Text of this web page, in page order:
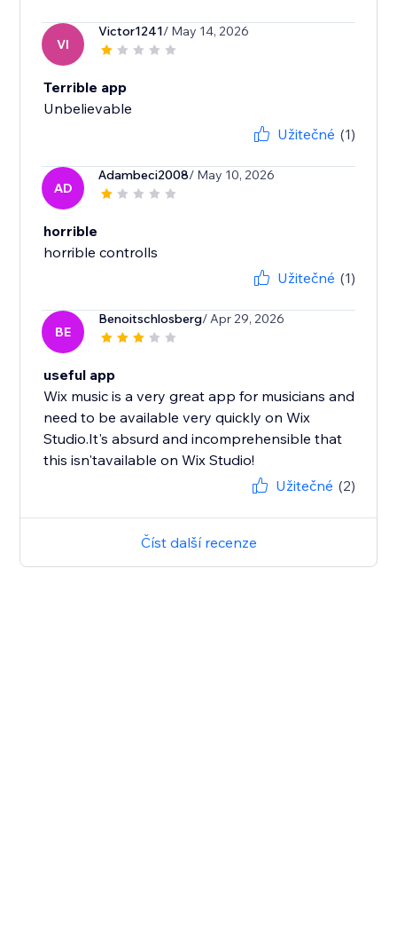
VI
Victor1241/ May 14, 2026
Terrible app
Unbelievable
Užitečné (1)
AD
Adambeci2008/ May 10, 2026
horrible
horrible controlls
Užitečné (1)
BE
Benoitschlosberg/ Apr 29, 2026
useful app
Wix music is a very great app for musicians and
need to be available very quickly on Wix
Studio.It's absurd and incomprehensible that
this isn'tavailable on Wix Studio!
Užitečné (2)
Číst další recenze